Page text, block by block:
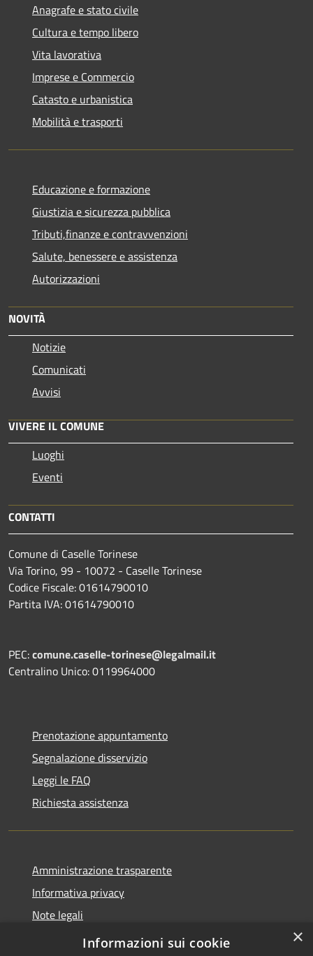
Anagrafe e stato civile
Cultura e tempo libero
Vita lavorativa
Imprese e Commercio
Catasto e urbanistica
Mobilità e trasporti
Educazione e formazione
Giustizia e sicurezza pubblica
Tributi,finanze e contravvenzioni
Salute, benessere e assistenza
Autorizzazioni
NOVITÀ
Notizie
Comunicati
Avvisi
VIVERE IL COMUNE
Luoghi
Eventi
CONTATTI
Comune di Caselle Torinese
Via Torino, 99 - 10072 - Caselle Torinese
Codice Fiscale: 01614790010
Partita IVA: 01614790010
PEC:comune.caselle-torinese@legalmail.it
Centralino Unico: 0119964000
Prenotazione appuntamento
Segnalazione disservizio
Leggi le FAQ
Richiesta assistenza
Amministrazione trasparente
Informativa privacy
Note legali
dichiarazione di accessibilità
×
Informazioni sui cookie